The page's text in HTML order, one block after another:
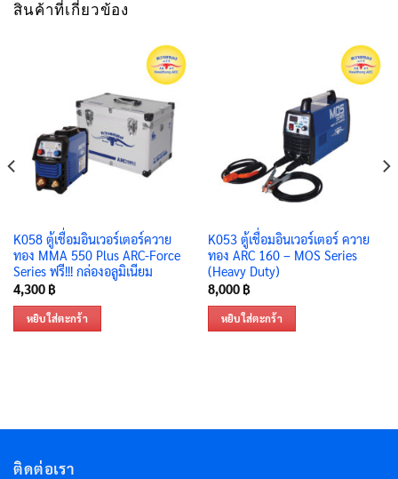
สินค้าที่เกี่ยวข้อง
K058 ตู้เชื่อมอินเวอร์เตอร์ควาย
ทอง MMA 550 Plus ARC-Force
Series ฟรี!!! กล่องอลูมิเนียม
4,300 ฿
หยิบใส่ตะกร้า
K053 ตู้เชื่อมอินเวอร์เตอร์ ควาย
ทอง ARC 160 – MOS Series
(Heavy Duty)
8,000 ฿
หยิบใส่ตะกร้า
ติดต่อเรา